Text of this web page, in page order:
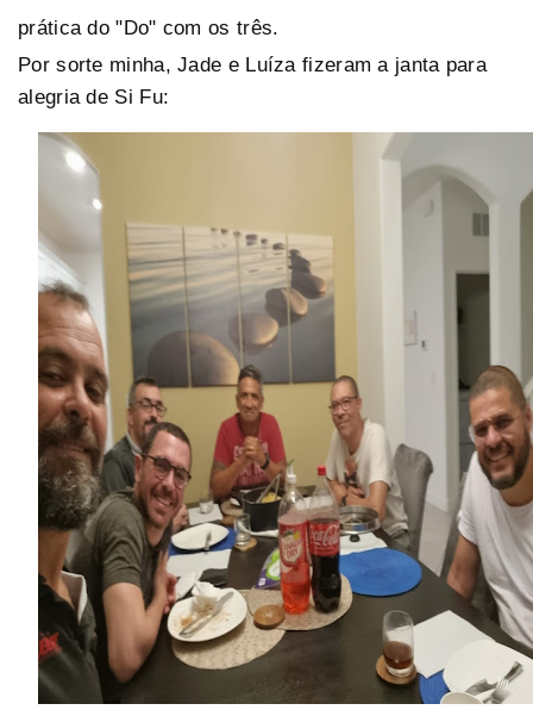
prática do "Do" com os três.
Por sorte minha, Jade e Luíza fizeram a janta para
alegria de Si Fu: